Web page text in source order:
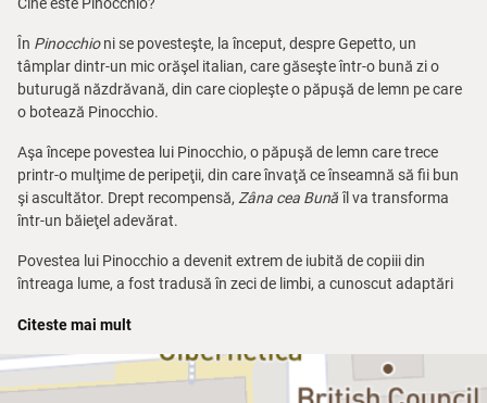
Cine este Pinocchio?
În Pinocchioni se povesteşte, la început, despre Gepetto, un
tâmplar dintr-un mic orăşel italian, care găseşte într-o bună zi o
buturugă năzdrăvană, din care ciopleşte o păpuşă de lemn pe care
o botează Pinocchio.
Aşa începe povestea lui Pinocchio, o păpuşă de lemn care trece
printr-o mulţime de peripeţii, din care învaţă ce înseamnă să fii bun
şi ascultător. Drept recompensă, Zâna cea Bună îl va transforma
într-un băieţel adevărat.
Povestea lui Pinocchio a devenit extrem de iubită de copiii din
întreaga lume, a fost tradusă în zeci de limbi, a cunoscut adaptări
ecranizări, mai ales de desene animate.
În această nouă versiune, animaţia digitală ocupă un loc important,
împletindu-se cu jocul la vedere al actorilor, cu păpuşile mari, cu
Citeste mai mult